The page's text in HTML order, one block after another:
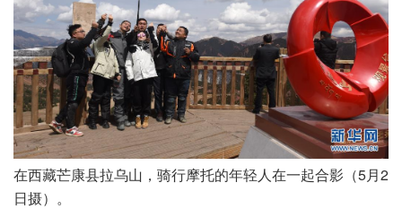
在西藏芒康县拉乌山，骑行摩托的年轻人在一起合影（5月2
日摄）。